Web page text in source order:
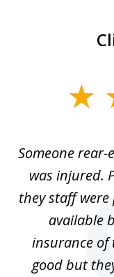
5
Someone
was injured.
they staff
available
insurance of
good but